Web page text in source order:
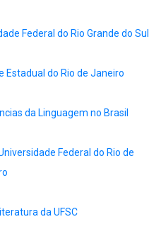
Federal do Rio Grande do Sul
Estadual do Rio de Janeiro
da Linguagem no Brasil
Federal do Rio de
da UFSC